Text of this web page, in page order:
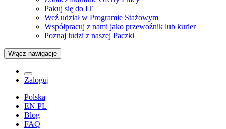
Pakuj się do IT
Weź udział w Programie Stażowym
Współpracuj z nami jako przewoźnik lub kurier
Poznaj ludzi z naszej Paczki
Włącz nawigację
Zaloguj
Polska
EN PL
Blog
FAQ